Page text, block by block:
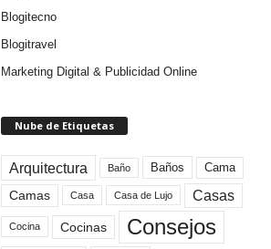
Blogitecno
Blogitravel
Marketing Digital & Publicidad Online
Nube de Etiquetas
Arquitectura Baño Baños Cama
Camas Casa Casa de Lujo Casas
Cocina Cocinas Consejos